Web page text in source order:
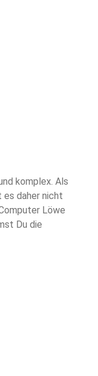
komplex. Als
daher nicht
Löwe
Du die